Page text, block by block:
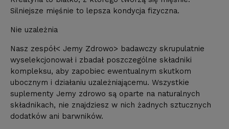
Silniejsze mięśnie to lepsza kondycja fizyczna.
Nie uzależnia
Nasz zespół< Jemy Zdrowo> badawczy skrupulatnie
wyselekcjonował i zbadał poszczególne składniki
kompleksu, aby zapobiec ewentualnym skutkom
ubocznym i działaniu uzależniającemu. Wszystkie
suplementy Jemy zdrowo są oparte na naturalnych
składnikach, nie znajdziesz w nich żadnych sztucznych
dodatków ani barwników.